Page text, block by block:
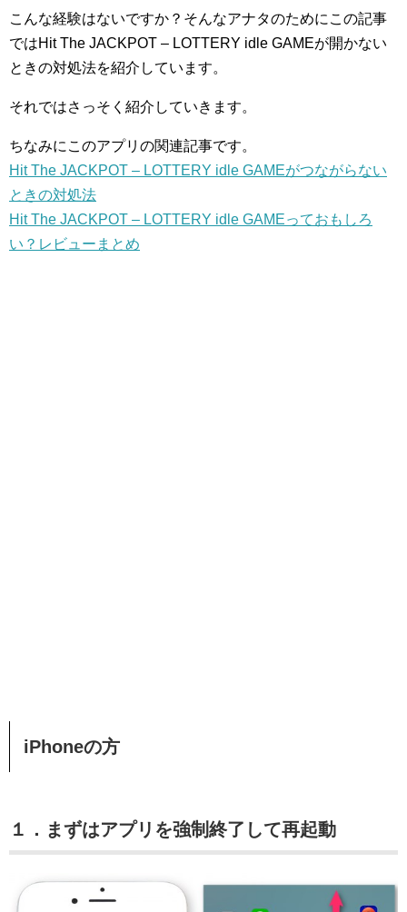
こんな経験はないですか？そんなアナタのためにこの記事
ではHit The JACKPOT – LOTTERY idle GAMEが開かない
ときの対処法を紹介しています。
それではさっそく紹介していきます。
ちなみにこのアプリの関連記事です。
Hit The JACKPOT – LOTTERY idle GAMEがつながらない
ときの対処法
Hit The JACKPOT – LOTTERY idle GAMEっておもしろ
い？レビューまとめ
iPhoneの方
１．まずはアプリを強制終了して再起動